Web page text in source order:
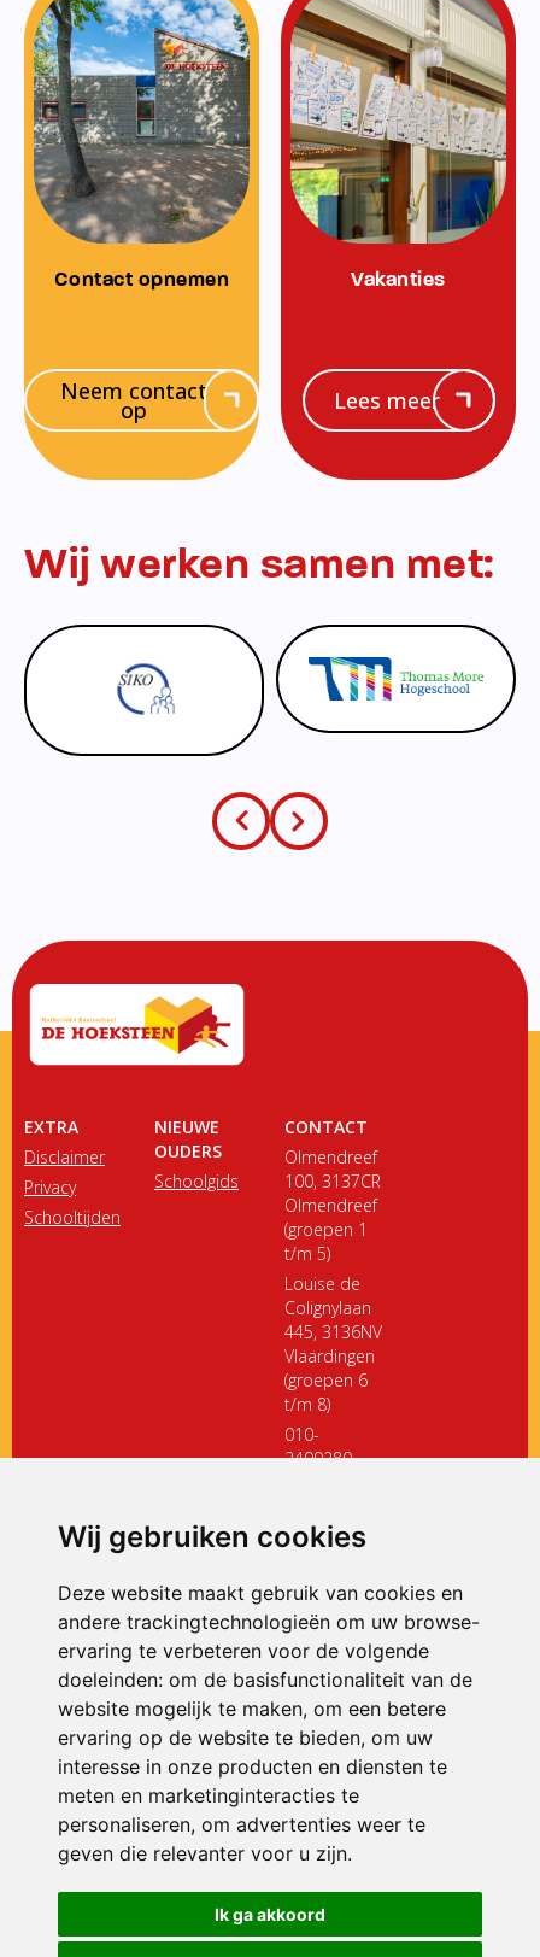
Wij gebruiken cookies
Deze website maakt gebruik van cookies en
andere trackingtechnologieën om uw browse-
ervaring te verbeteren voor de volgende
doeleinden: om de basisfunctionaliteit van de
website mogelijk te maken, om een betere
ervaring op de website te bieden, om uw
interesse in onze producten en diensten te
meten en marketinginteracties te
personaliseren, om advertenties weer te
geven die relevanter voor u zijn.
Ik ga akkoord
Contact opnemen
Neem contact
op
Vakanties
Lees meer
Wij werken samen met:
EXTRA
Disclaimer
Privacy
Schooltijden
NIEUWE
OUDERS
Schoolgids
CONTACT
Olmendreef
100, 3137CR
Olmendreef
(groepen 1
t/m 5)
Louise de
Colignylaan
445, 3136NV
Vlaardingen
(groepen 6
t/m 8)
010-
2499280
ONDERDEEL VAN
© 2026 De Hoeksteen | Alle rechten voorbehouden
Privacy policy|Disclaimer| Klachtenregeling|RSIN en Anbi
voorkeuren
Crealisatie The MindOffice